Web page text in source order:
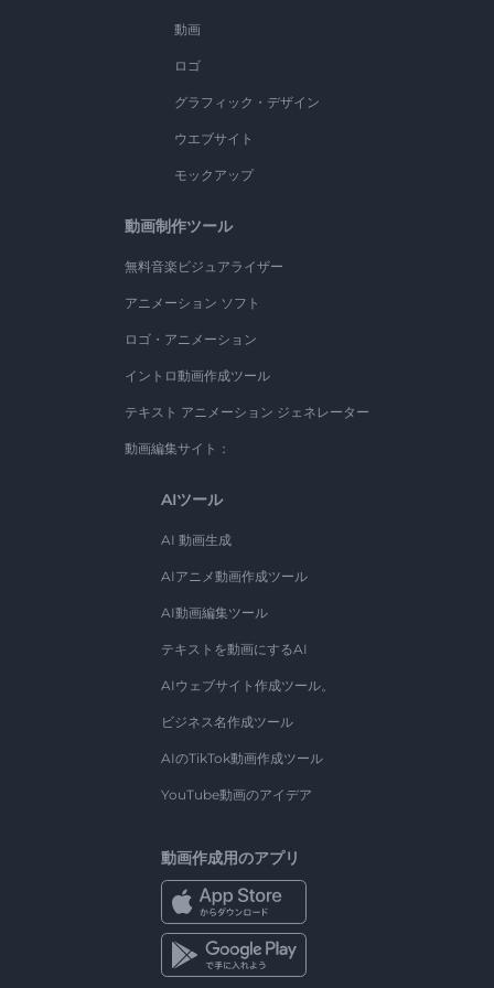
動画
ロゴ
グラフィック・デザイン
ウエブサイト
モックアップ
動画制作ツール
無料音楽ビジュアライザー
アニメーション ソフト
ロゴ・アニメーション
イントロ動画作成ツール
テキスト アニメーション ジェネレーター
動画編集サイト：
AIツール
AI 動画生成
AIアニメ動画作成ツール
AI動画編集ツール
テキストを動画にするAI
AIウェブサイト作成ツール。
ビジネス名作成ツール
AIのTikTok動画作成ツール
YouTube動画のアイデア
動画作成用のアプリ